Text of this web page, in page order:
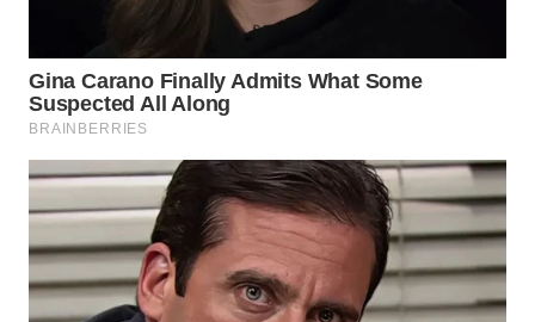
BINTAN
WN
MANDALIKA
WN
LIKUPANG
WN